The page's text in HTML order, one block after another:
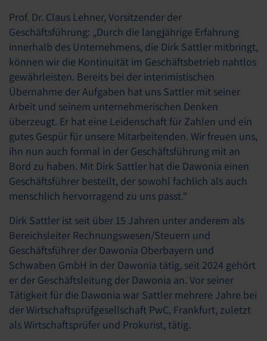
Prof. Dr. Claus Lehner, Vorsitzender der
Geschäftsführung: „Durch die langjährige Erfahrung
innerhalb des Unternehmens, die Dirk Sattler mitbringt,
können wir die Kontinuität im Geschäftsbetrieb nahtlos
gewährleisten. Bereits bei der interimistischen
Übernahme der Aufgaben hat uns Sattler mit seiner
Arbeit und seinem unternehmerischen Denken
überzeugt. Er hat eine Leidenschaft für Zahlen und ein
gutes Gespür für unsere Mitarbeitenden. Wir freuen uns,
ihn nun auch formal in der Geschäftsführung mit an
Bord zu haben. Mit Dirk Sattler hat die Dawonia einen
Geschäftsführer bestellt, der sowohl fachlich als auch
menschlich hervorragend zu uns passt.“
Dirk Sattler ist seit über 15 Jahren unter anderem als
Bereichsleiter Rechnungswesen/Steuern und
Geschäftsführer der Dawonia Oberbayern und
Schwaben GmbH in der Dawonia tätig, seit 2024 gehört
er der Geschäftsleitung der Dawonia an. Vor seiner
Tätigkeit für die Dawonia war Sattler mehrere Jahre bei
der Wirtschaftsprüfgesellschaft PwC, Frankfurt, zuletzt
als Wirtschaftsprüfer und Prokurist, tätig.